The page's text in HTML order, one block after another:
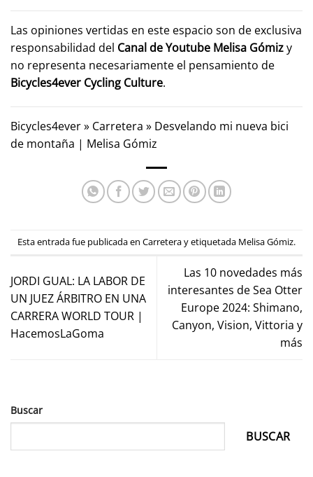
Las opiniones vertidas en este espacio son de exclusiva
responsabilidad del Canal de Youtube Melisa Gómizy
no representa necesariamente el pensamiento de
Bicycles4ever Cycling Culture.
Bicycles4ever» Carretera » Desvelando mi nueva bici
de montaña | Melisa Gómiz
Esta entrada fue publicada en Carreteray etiquetada Melisa Gómiz.
JORDI GUAL: LA LABOR DE
UN JUEZ ÁRBITRO EN UNA
CARRERA WORLD TOUR |
HacemosLaGoma
Las 10 novedades más
interesantes de Sea Otter
Europe 2024: Shimano,
Canyon, Vision, Vittoria y
más
Buscar
BUSCAR